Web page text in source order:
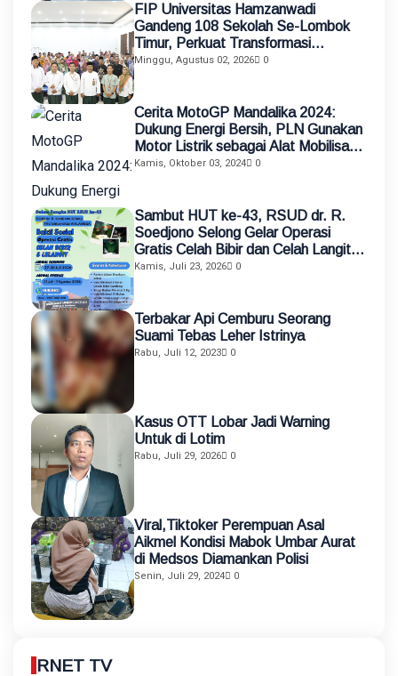
FIP Universitas Hamzanwadi
Gandeng 108 Sekolah Se-Lombok
Timur, Perkuat Transformasi
Pendidikan melalui Asistensi
Minggu, Agustus 02, 2026 0
Cerita MotoGP Mandalika 2024:
Dukung Energi Bersih, PLN Gunakan
Motor Listrik sebagai Alat Mobilisasi
Petugas
Kamis, Oktober 03, 2024 0
Sambut HUT ke-43, RSUD dr. R.
Soedjono Selong Gelar Operasi
Gratis Celah Bibir dan Celah Langit-
Langit
Kamis, Juli 23, 2026 0
Terbakar Api Cemburu Seorang
Suami Tebas Leher Istrinya
Rabu, Juli 12, 2023 0
Kasus OTT Lobar Jadi Warning
Untuk di Lotim
Rabu, Juli 29, 2026 0
Viral,Tiktoker Perempuan Asal
Aikmel Kondisi Mabok Umbar Aurat
di Medsos Diamankan Polisi
Senin, Juli 29, 2024 0
RNET TV